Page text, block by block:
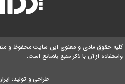
کلیه حقوق مادی و معنوی این سایت محفوظ و
واستفاده از آن با ذکر منبع بلامانع است.
طراحی و تولید: